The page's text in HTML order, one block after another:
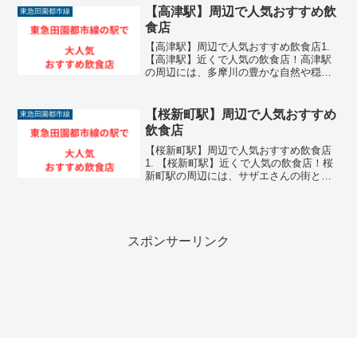
まっています。東急田園都市線が乗り入
れる東京都町田市の穏や...
東急田園都市線
【高津駅】周辺で人気おすすめ飲
食店
【高津駅】周辺で人気おすすめ飲食店1.
【高津駅】近くで人気の飲食店！高津駅
の周辺には、多摩川の豊かな自然や穏や
ます。溝の口駅の隣に位置し、川崎市内
の生活拠点として毎日...
東急田園都市線
【桜新町駅】周辺で人気おすすめ
飲食店
【桜新町駅】周辺で人気おすすめ飲食店
1. 【桜新町駅】近くで人気の飲食店！桜
新町駅の周辺には、サザエさんの街とし
スポンサーリンク